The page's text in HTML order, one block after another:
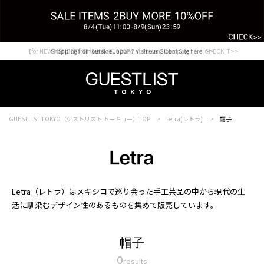
Shopping from outside Japan? Visit our Global Site here. >>
【for NEW MEMBER】新規会員様1000Point Present Campaign CHECK IT>>
GUESTLIST TOKYO（ゲストリスト トーキョー）TOP Letra(レトラ) 帽子
Letra（レトラ）はメキシコで巡り会った手工芸品の中から現代の生
活に馴染むデザイン性のあるものを集めて販売しています。
帽子
0results